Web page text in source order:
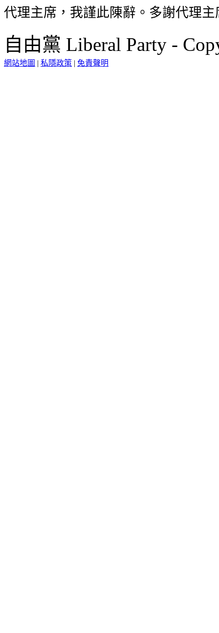
代理主席，我謹此陳辭。多謝代理主
自由黨 Liberal Party -
網站地圖 | 私隱政策 | 免責聲明